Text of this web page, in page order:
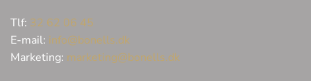
Tlf: 32 62 06 45
E-mail: info@bonells.dk
Marketing: marketing@bonells.dk